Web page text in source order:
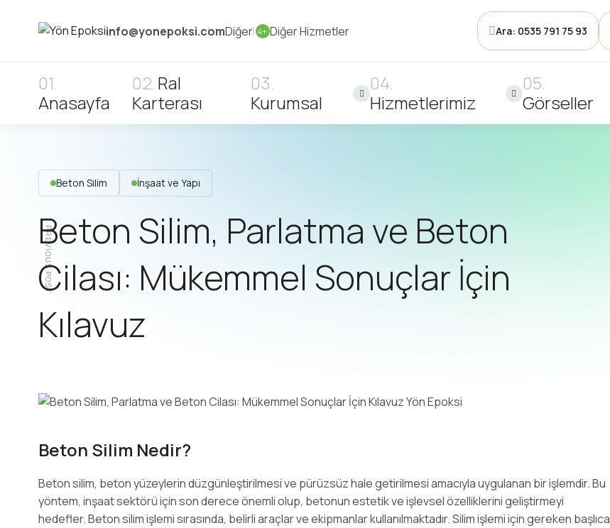
info@yonepoksi.comDiğer 4+ Diğer Hizmetler Ara: 0535 791 75 93
Anasayfa
Ral
Karterası
Kurumsal Hizmetlerimiz Görseller
Beton Silim İnşaat ve Yapı
Beton Silim, Parlatma ve Beton
Cilası: Mükemmel Sonuçlar İçin
Kılavuz
PREVIOUS POST
Beton Silim Nedir?
Beton silim, beton yüzeylerin düzgünleştirilmesi ve pürüzsüz hale getirilmesi amacıyla uygulanan bir işlemdir. Bu
yöntem, inşaat sektörü için son derece önemli olup, betonun estetik ve işlevsel özelliklerini geliştirmeyi
hedefler. Beton silim işlemi sırasında, belirli araçlar ve ekipmanlar kullanılmaktadır. Silim işlemi için gereken başlıca